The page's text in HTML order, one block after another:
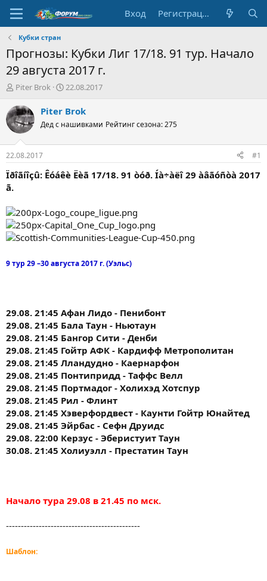
Вход Регистрация
Кубки стран
Прогнозы: Кубки Лиг 17/18. 91 тур. Начало
29 августа 2017 г.
А
т
о
р
т
е
м
ы
Piter Brok
Д
т
н
а
л
22.08.2017
Piter Brok
Дед с нашивками Рейтинг сезона: 275
22.08.2017 #1
Ïðîãíîçû: Êóáêè Ëèã 17/18. 91 òóð. Íà÷àëî 29 àâãóñòà 2017
ã.
9 тур 29 –30 августа 2017 г. (Уэльс)
29.08. 21:45 Афан Лидо - Пенибонт
29.08. 21:45 Бала Таун - Ньютаун
29.08. 21:45 Бангор Сити - Денби
29.08. 21:45 Гойтр АФК - Кардифф Метрополитан
29.08. 21:45 Лландудно - Каернарфон
29.08. 21:45 Понтипридд - Таффс Велл
29.08. 21:45 Портмадог - Холихэд Хотспур
29.08. 21:45 Рил - Флинт
29.08. 21:45 Хэверфордвест - Каунти Гойтр Юнайтед
29.08. 21:45 Эйрбас - Сефн Друидс
29.08. 22:00 Керзус - Эберистуит Таун
30.08. 21:45 Холиуэлл - Престатин Таун
Начало тура 29.08 в 21.45 по мск.
---------------------------------------------
Шаблон: